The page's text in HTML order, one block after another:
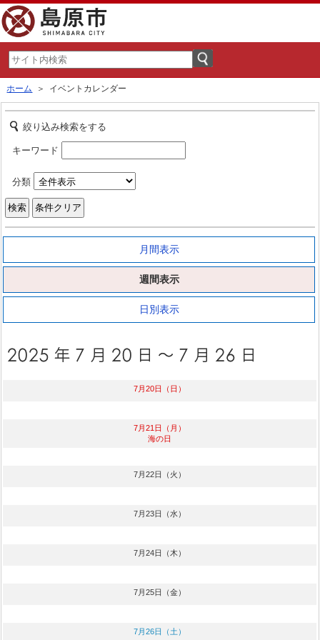
ホーム ＞ イベントカレンダー
絞り込み検索をする
キーワード
分類
月間表示
週間表示
日別表示
7月20日（日）
7月21日（月）
海の日
7月22日（火）
7月23日（水）
7月24日（木）
7月25日（金）
7月26日（土）